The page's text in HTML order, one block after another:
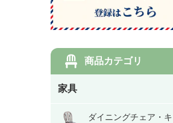
商品カテゴリ
家具
ダイニングチェア・キ